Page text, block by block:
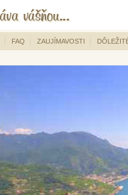
FAQ ZAUJÍMAVOSTI